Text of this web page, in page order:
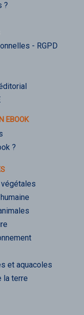
?
- RGPD
EBOOK
?
et aquacoles
la terre